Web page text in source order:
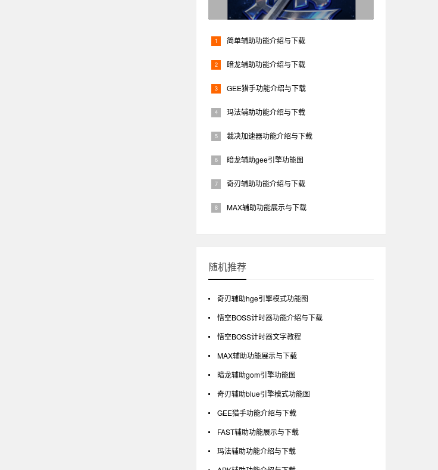
简单辅助功能介绍与下载
暗龙辅助功能介绍与下载
GEE猎手功能介绍与下载
玛法辅助功能介绍与下载
裁决加速器功能介绍与下载
暗龙辅助gee引擎功能图
奇刃辅助功能介绍与下载
MAX辅助功能展示与下载
随机推荐
奇刃辅助hge引擎模式功能图
悟空BOSS计时器功能介绍与下载
悟空BOSS计时器文字教程
MAX辅助功能展示与下载
暗龙辅助gom引擎功能图
奇刃辅助blue引擎模式功能图
GEE猎手功能介绍与下载
FAST辅助功能展示与下载
玛法辅助功能介绍与下载